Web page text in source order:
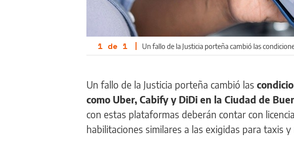
1 de 1 | Un fallo de la Justicia porteña cambió las
Un fallo de la Justicia porteña cambió las
como Uber, Cabify y DiDi en la Ciudad de
con estas plataformas deberán contar con
habilitaciones similares a las exigidas para taxis y